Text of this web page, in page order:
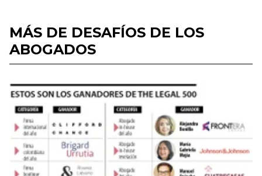
MÁS DE DESAFÍOS DE LOS
ABOGADOS